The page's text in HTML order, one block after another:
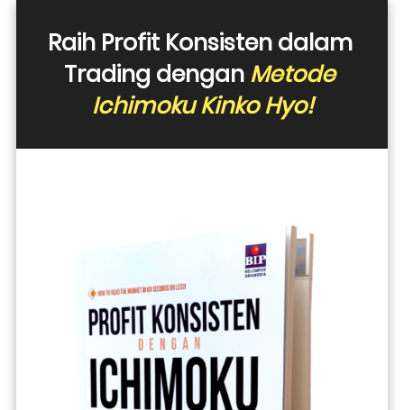
Raih Profit Konsisten dalam
Trading dengan Metode
Ichimoku Kinko Hyo!